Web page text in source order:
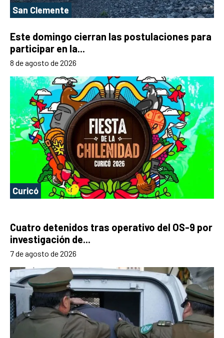
San Clemente
Este domingo cierran las postulaciones para
participar en la...
8 de agosto de 2026
Curicó
Cuatro detenidos tras operativo del OS-9 por
investigación de...
7 de agosto de 2026